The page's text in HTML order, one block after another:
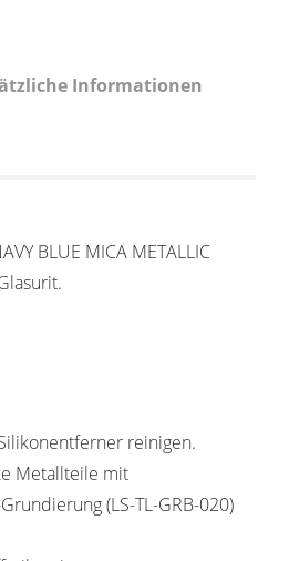
Informationen
BLUE MICA METALLIC
reinigen.
Metallteile mit
(LS-TL-GRB-020)